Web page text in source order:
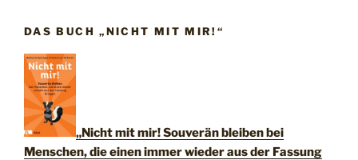
DAS BUCH „NICHT MIT MIR!“
„Nicht mit mir! Souverän bleiben bei
Menschen, die einen immer wieder aus der Fassung